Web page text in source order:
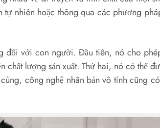
nhiên hoặc thông qua các phương
đối với con người. Đầu tiên, nó cho
lượng sản xuất. Thứ hai, nó có thể
công nghệ nhân bản vô tính cũng